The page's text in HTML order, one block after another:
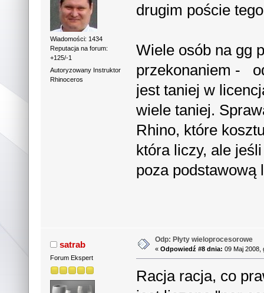
Wiadomości: 1434
Reputacja na forum:
+125/-1
Autoryzowany Instruktor
Rhinoceros
drugim poście
Wiele osób na gg
przekonaniem -
jest taniej w
wiele taniej.
Rhino, które
która liczy, ale
poza podstawową
satrab
Forum Ekspert
Odp: Płyty wieloprocesorowe
«Odpowiedź #8 dnia: 09 Maj 2008,
Racja racja, co